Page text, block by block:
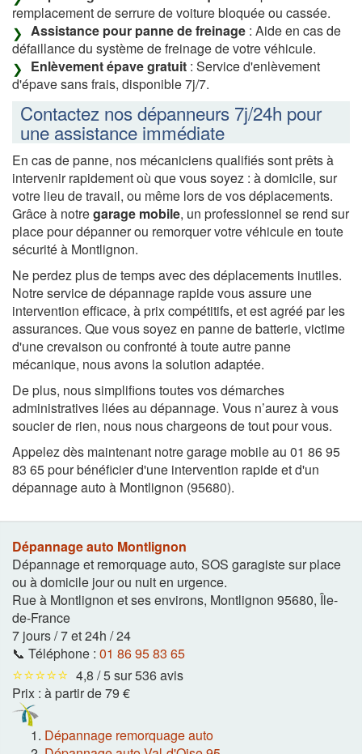
remplacement de serrure de voiture bloquée ou cassée.
Assistance pour panne de freinage : Aide en cas de
défaillance du système de freinage de votre véhicule.
Enlèvement épave gratuit : Service d'enlèvement
d'épave sans frais, disponible 7j/7.
Contactez nos dépanneurs 7j/24h pour
une assistance immédiate
En cas de panne, nos mécaniciens qualifiés sont prêts à
intervenir rapidement où que vous soyez : à domicile, sur
votre lieu de travail, ou même lors de vos déplacements.
Grâce à notregarage mobile, un professionnel se rend sur
place pour dépanner ou remorquer votre véhicule en toute
sécurité à Montlignon.
Ne perdez plus de temps avec des déplacements inutiles.
Notre service de dépannage rapide vous assure une
intervention efficace, à prix compétitifs, et est agréé par les
assurances. Que vous soyez en panne de batterie, victime
d'une crevaison ou confronté à toute autre panne
mécanique, nous avons la solution adaptée.
De plus, nous simplifions toutes vos démarches
administratives liées au dépannage. Vous n’aurez à vous
soucier de rien, nous nous chargeons de tout pour vous.
Appelez dès maintenant notre garage mobile au 01 86 95
83 65 pour bénéficier d'une intervention rapide et d'un
dépannage auto à Montlignon (95680).
Dépannage auto Montlignon
Dépannage et remorquage auto, SOS garagiste sur place
ou à domicile jour ou nuit en urgence.
Rue à Montlignon et ses environs, Montlignon 95680, Île-
de-France
7 jours / 7 et 24h / 24
📞 Téléphone : 01 86 95 83 65
⭐⭐⭐⭐⭐ 4,8 / 5 sur 536 avis
Prix : à partir de 79 €
Dépannage remorquage auto